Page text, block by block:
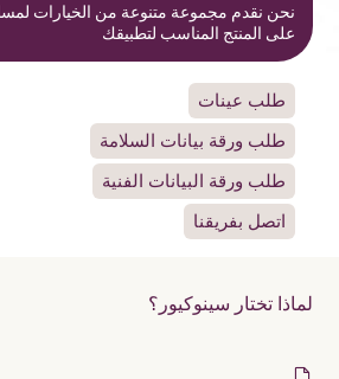
نحن نقدم مجموعة متنوعة من الخيارات
على المنتج المناسب لتطبيقك
طلب عينات
طلب ورقة بيانات السلامة
طلب ورقة البيانات الفنية
اتصل بفريقنا
لماذا تختار سينوكيور؟